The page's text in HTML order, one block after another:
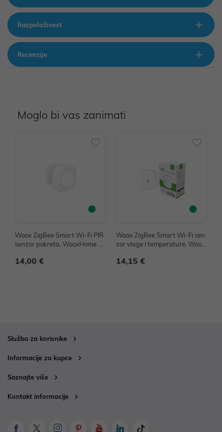
Raspoloživost
Recenzije
Moglo bi vas zanimati
Woox ZigBee Smart Wi-Fi PIR
senzor pokreta, WooxHome ap
14,00 €
Woox ZigBee Smart Wi-Fi sen
zor vlage i temperature, Woox
sistant
14,15 €
Služba za korisnike
Informacije za kupce
Saznajte više
Kontakt informacije